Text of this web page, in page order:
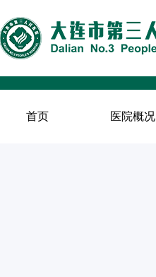
首页 医院概况